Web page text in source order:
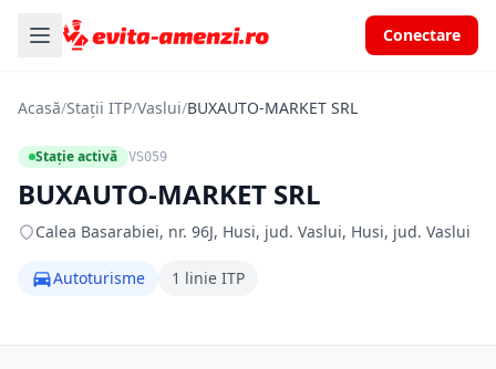
Conectare
Acasă/Stații ITP/Vaslui/BUXAUTO-MARKET SRL
Stație activă VS059
BUXAUTO-MARKET SRL
Calea Basarabiei, nr. 96J, Husi, jud. Vaslui, Husi, jud. Vaslui
Autoturisme 1 linie ITP